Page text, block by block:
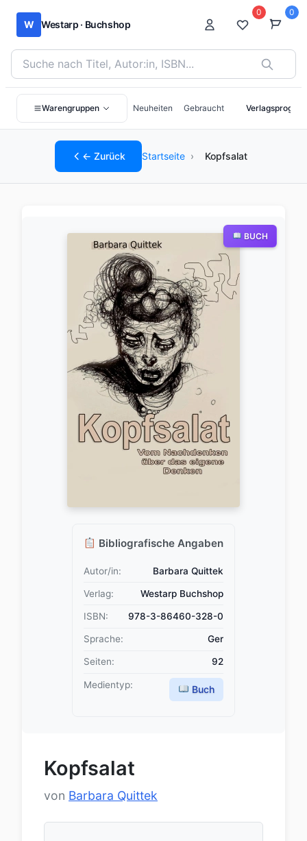
W Westarp · Buchshop
Bücher suchen nach Titel, Autor:in oder ISBN
0 0
Warengruppen Neuheiten Gebraucht
← Zurück Startseite › Kopfsalat
Bibliografische Angaben
Autor/in: Barbara Quittek
Verlag: Westarp Buchshop
ISBN: 978-3-86460-328-0
Sprache: Ger
Seiten: 92
Medientyp: Buch
BUCH
Kopfsalat
von Barbara Quittek